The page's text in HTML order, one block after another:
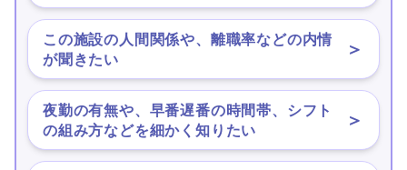
この施設の人間関係や、離職率などの内情
が聞きたい
＞
夜勤の有無や、早番遅番の時間帯、シフト
の組み方などを細かく知りたい
＞